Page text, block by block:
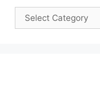
Categorías